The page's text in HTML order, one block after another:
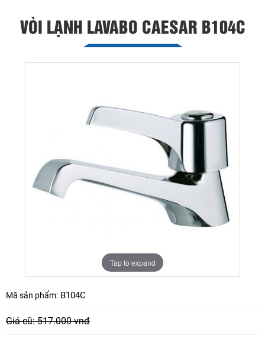
VÒI LẠNH LAVABO CAESAR B104C
Tap to expand
Mã sản phẩm: B104C
Giá cũ: 517.000 vnđ